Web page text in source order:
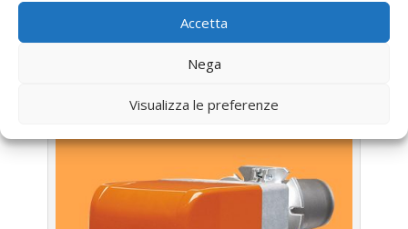
Accetta
Nega
Visualizza le preferenze
UTILIZZA IL FORM PER RICHIEDERE ASSISTENZA PER
LA TUA CALDAIA
Assistenza Caldaia Gasolio
Viessman